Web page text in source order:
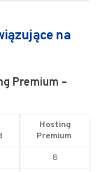
na
Premium –
Hosting
Premium
8